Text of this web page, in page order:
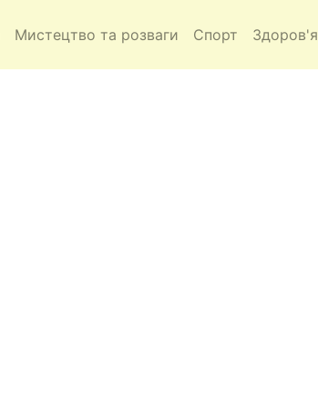
Мистецтво та розваги Спорт Здоров'я